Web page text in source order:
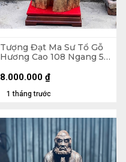
Tượng Đạt Ma Sư Tổ Gỗ
Hương Cao 108 Ngang 58
1 tháng trước
8.000.000 ₫